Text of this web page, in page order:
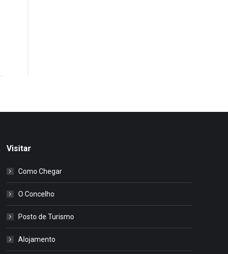
Visitar
Como Chegar
O Concelho
Posto de Turismo
Alojamento